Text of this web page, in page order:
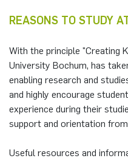
REASONS TO STUDY
With the principle "Creating
University Bochum, has
enabling research and
and highly encourage
experience during their
support and orientation
Useful resources and